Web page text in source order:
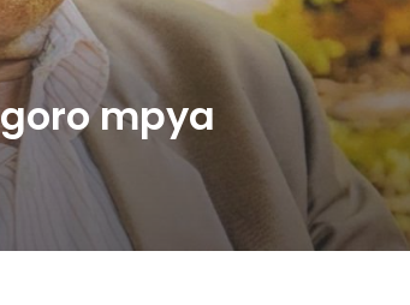
mpya